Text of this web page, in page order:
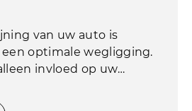
van uw auto is
optimale wegligging.
invloed op uw
en de levensduur van